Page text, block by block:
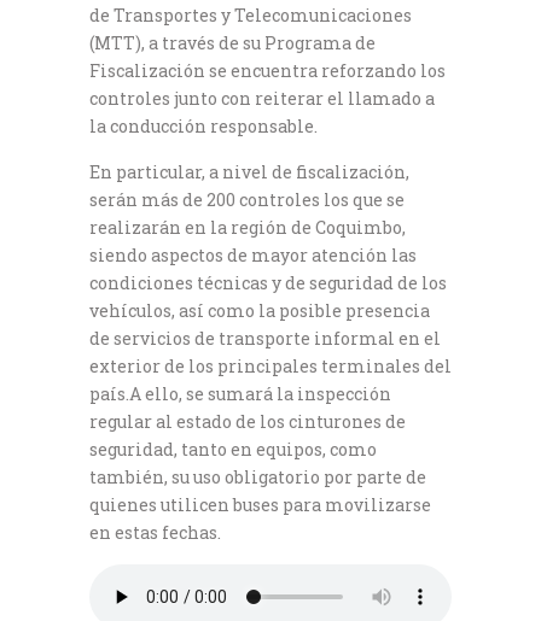
de Transportes y Telecomunicaciones
(MTT), a través de su Programa de
Fiscalización se encuentra reforzando los
controles junto con reiterar el llamado a
la conducción responsable.
En particular, a nivel de fiscalización,
serán más de 200 controles los que se
realizarán en la región de Coquimbo,
siendo aspectos de mayor atención las
condiciones técnicas y de seguridad de los
vehículos, así como la posible presencia
de servicios de transporte informal en el
exterior de los principales terminales del
país.A ello, se sumará la inspección
regular al estado de los cinturones de
seguridad, tanto en equipos, como
también, su uso obligatorio por parte de
quienes utilicen buses para movilizarse
en estas fechas.